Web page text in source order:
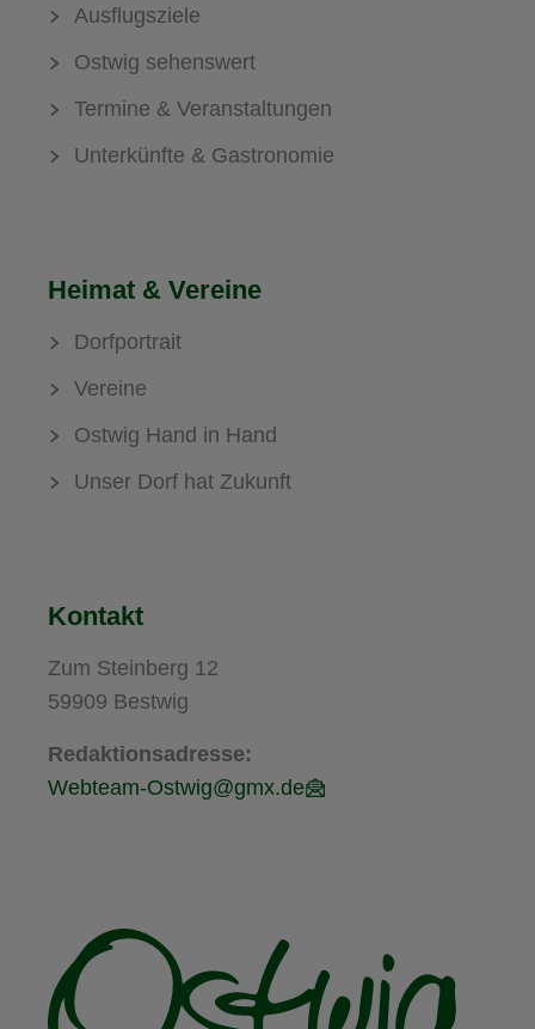
Ausflugsziele
Ostwig sehenswert
Termine & Veranstaltungen
Unterkünfte & Gastronomie
Heimat & Vereine
Dorfportrait
Vereine
Ostwig Hand in Hand
Unser Dorf hat Zukunft
Kontakt
Zum Steinberg 12
59909 Bestwig
Redaktionsadresse:
Webteam-Ostwig@gmx.de